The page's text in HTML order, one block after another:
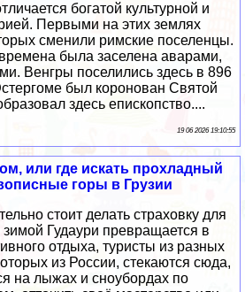
богатой культурной и
Первыми на этих землях
сменили римские поселенцы.
была заселена аварами,
Венгры поселились здесь в 896
был коронован Святой
здесь епископство....
19 06 2026 19:10:55
или где искать прохладный
горы в Грузии
стоит делать страховку для
Гудаури превращается в
отдыха, туристы из разных
из России, стекаются сюда,
на лыжах и сноубордах по